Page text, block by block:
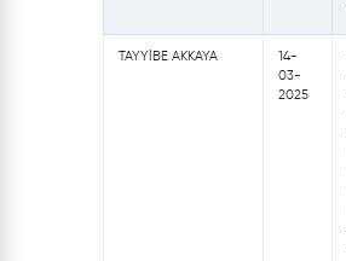
TAYYİBE AKKAYA
14-
03-
2025